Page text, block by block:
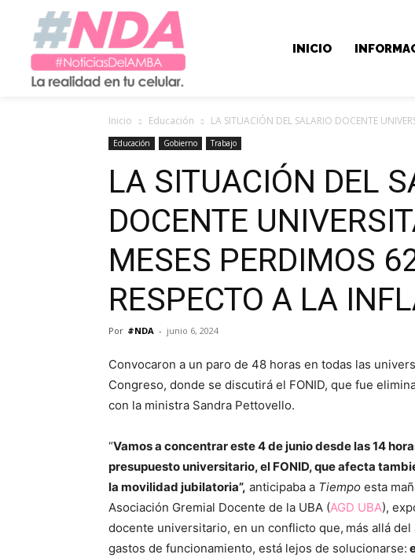
INICIO
Inicio Educación LA SITUACIÓN DEL SALARIO DOCENTE
Educación Gobierno Trabajo
LA SITUACIÓN DEL
DOCENTE
MESES PERDIMOS
RESPECTO A LA
Por #NDA - junio 6, 2024
Convocaron a un paro de 48 horas en todas las
Congreso, donde se discutirá el FONID, que fue
con la ministra Sandra Pettovello.
“Vamos a concentrar este 4 de junio desde las 14
presupuesto universitario, el FONID, que afecta
la movilidad jubilatoria”, anticipaba a Tiempo esta
Asociación Gremial Docente de la UBA (AGD UBA),
docente universitario, en un conflicto que, más allá
gastos de funcionamiento, está lejos de solucionarse: